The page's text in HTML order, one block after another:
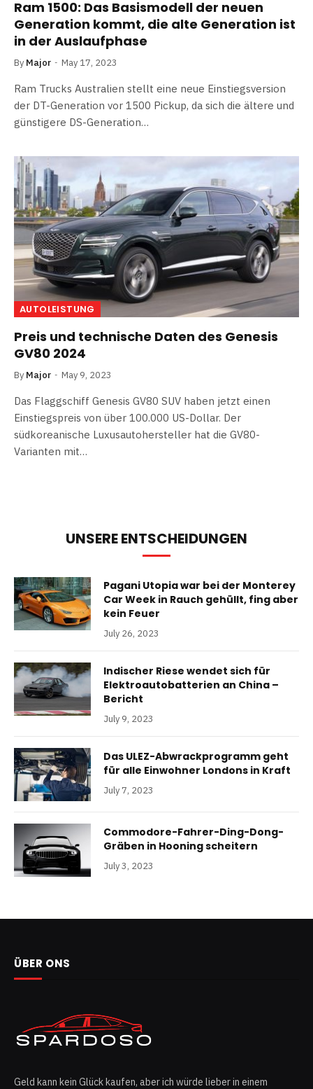
Ram 1500: Das Basismodell der neuen
Generation kommt, die alte Generation ist
in der Auslaufphase
By Major May 17, 2023
Ram Trucks Australien stellt eine neue Einstiegsversion
der DT-Generation vor 1500 Pickup, da sich die ältere und
günstigere DS-Generation…
AUTOLEISTUNG
Preis und technische Daten des Genesis
GV80 2024
By Major May 9, 2023
Das Flaggschiff Genesis GV80 SUV haben jetzt einen
Einstiegspreis von über 100.000 US-Dollar. Der
südkoreanische Luxusautohersteller hat die GV80-
Varianten mit…
UNSERE ENTSCHEIDUNGEN
Pagani Utopia war bei der Monterey
Car Week in Rauch gehüllt, fing aber
kein Feuer
July 26, 2023
Indischer Riese wendet sich für
Elektroautobatterien an China –
Bericht
July 9, 2023
Das ULEZ-Abwrackprogramm geht
für alle Einwohner Londons in Kraft
July 7, 2023
Commodore-Fahrer-Ding-Dong-
Gräben in Hooning scheitern
July 3, 2023
ÜBER ONS
Geld kann kein Glück kaufen, aber ich würde lieber in einem